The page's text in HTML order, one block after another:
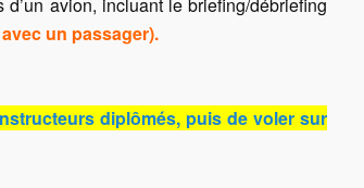
un passager).
diplômés, puis de voler sur